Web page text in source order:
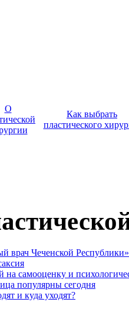
О
Как выбрать
пластического
врач Чеченской Республики»
самооценку и
популярны сегодня
и куда уходят?